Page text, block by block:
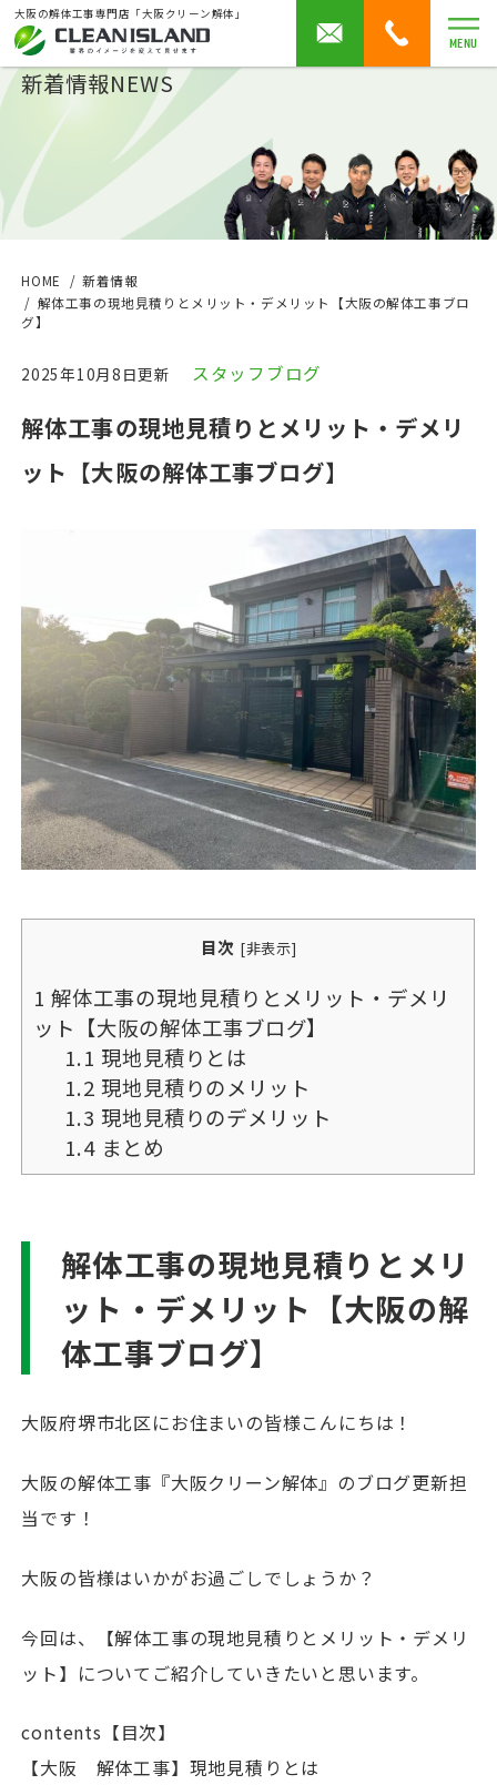
大阪の解体工事専門店「大阪クリーン解体」
MENU
新着情報NEWS
HOME
新着情報
解体工事の現地見積りとメリット・デメリット【大阪の解体工事ブロ
グ】
2025年10月8日更新 スタッフブログ
解体工事の現地見積りとメリット・デメリ
ット【大阪の解体工事ブログ】
目次 [非表示]
1 解体工事の現地見積りとメリット・デメリ
ット【大阪の解体工事ブログ】
1.1 現地見積りとは
1.2 現地見積りのメリット
1.3 現地見積りのデメリット
1.4まとめ
解体工事の現地見積りとメリ
ット・デメリット【大阪の解
体工事ブログ】
大阪府堺市北区にお住まいの皆様こんにちは！
大阪の解体工事『大阪クリーン解体』のブログ更新担
当です！
大阪の皆様はいかがお過ごしでしょうか？
今回は、【解体工事の現地見積りとメリット・デメリ
ット】についてご紹介していきたいと思います。
contents【目次】
【大阪 解体工事】現地見積りとは